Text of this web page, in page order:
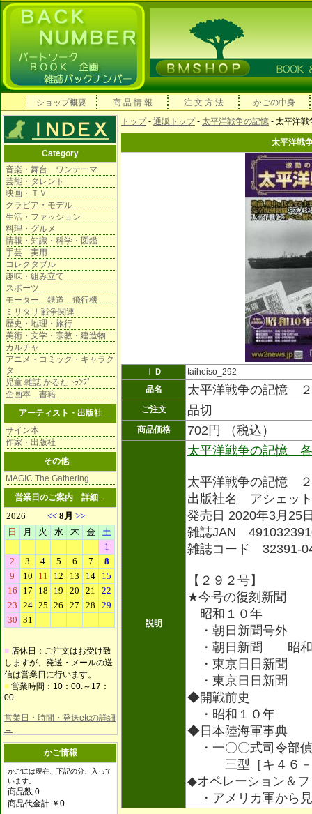
ショップ概要 商 品 情 報 注 文 方 法 かごの中身
Category
音楽・舞台 ワンテーマ
芸能・タレント
映画・ＴＶ
グラビア・モデル
生活・ファッション
料理・グルメ
情報・知識・科学・図鑑
手芸 実用
コレクタブル
趣味・組み立て
スポーツ
モーター 鉄道 飛行機
ミリタリ 戦争関連
歴史・地理・旅行
美術・文学・宗教・建造物
カルチャ
アニメ・コミック・キャラク
タ
児童 雑誌 かるた ﾄﾗﾝﾌﾟ
企画本 書籍
アーティスト・出版社
サイン本
作家・出版社
その他
MAGIC The Gathering
営業日のご案内 詳細→
■ 店休日：ご注文はお受け致
しますが、発送・メールの送
信は営業日に行います。
■ 営業時間：10：00.～17：
00
営業日・時間・発送etcの詳細
→
かご情報
かごには現在、下記の分、入って
います。
商品数 0
商品代金計 ￥0
トップ- 通販トップ- 太平洋戦争の記憶 - 太平洋
太平洋戦
ＩＤ
taiheiso_292
品名
太平洋戦争の記憶
ご注文 品切
商品価格 702円 （税込）
説明
太平洋戦争の記憶
太平洋戦争の記憶
出版社名 アシェッ
発売日 2020年3月25
雑誌JAN
雑誌コード 32391-
【２９２号】
★今号の復刻新聞
昭和１０年
・朝日新聞号外
・朝日新聞 昭和
・東京日日新聞
・東京日日新聞
◆開戦前史
・昭和１０年
◆日本陸海軍事典
・一〇〇式司令部
三型［キ４６－
◆オペレーション＆
・アメリカ軍から